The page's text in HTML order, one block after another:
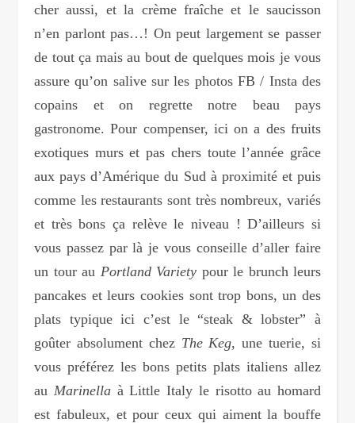
cher aussi, et la crème fraîche et le saucisson
n’en parlont pas…! On peut largement se passer
de tout ça mais au bout de quelques mois je vous
assure qu’on salive sur les photos FB / Insta des
copains et on regrette notre beau pays
gastronome. Pour compenser, ici on a des fruits
exotiques murs et pas chers toute l’année grâce
aux pays d’Amérique du Sud à proximité et puis
comme les restaurants sont très nombreux, variés
et très bons ça relève le niveau ! D’ailleurs si
vous passez par là je vous conseille d’aller faire
un tour au Portland Variety pour le brunch leurs
pancakes et leurs cookies sont trop bons, un des
plats typique ici c’est le “steak & lobster” à
goûter absolument chez The Keg, une tuerie, si
vous préférez les bons petits plats italiens allez
au Marinellaà Little Italy le risotto au homard
est fabuleux, et pour ceux qui aiment la bouffe